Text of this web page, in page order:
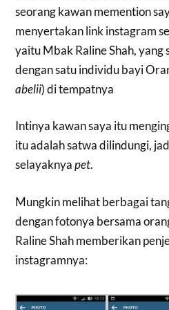
seorang kawan memention
menyertakan link instagram
yaitu Mbak Raline Shah,
dengan satu individu bayi
abelii) di tempatnya
Intinya kawan saya itu
itu adalah satwa dilindungi,
selayaknyapet.
Mungkin melihat berbagai
dengan fotonya bersama
Raline Shah memberikan
instagramnya: